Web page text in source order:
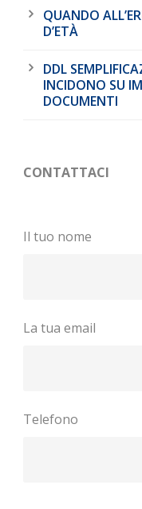
QUANDO
D’ETÀ
DDL
INCIDONO SU
DOCUMENTI
CONTATTACI
Il tuo nome
La tua email
Telefono